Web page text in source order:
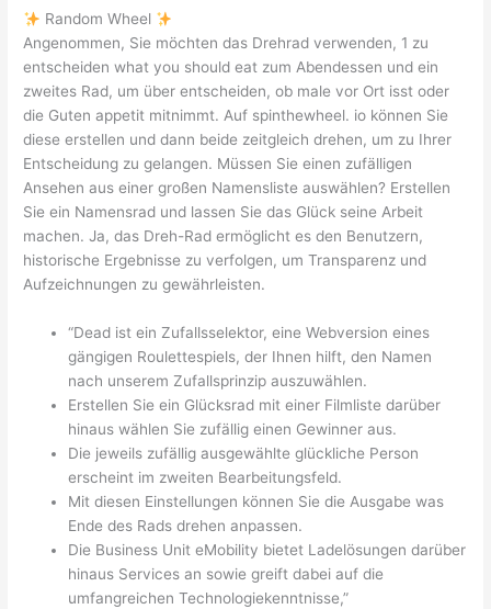
Random Wheel
Angenommen, Sie möchten das Drehrad verwenden, 1 zu
entscheiden what you should eat zum Abendessen und ein
zweites Rad, um über entscheiden, ob male vor Ort isst oder
die Guten appetit mitnimmt. Auf spinthewheel. io können Sie
diese erstellen und dann beide zeitgleich drehen, um zu Ihrer
Entscheidung zu gelangen. Müssen Sie einen zufälligen
Ansehen aus einer großen Namensliste auswählen? Erstellen
Sie ein Namensrad und lassen Sie das Glück seine Arbeit
machen. Ja, das Dreh-Rad ermöglicht es den Benutzern,
historische Ergebnisse zu verfolgen, um Transparenz und
Aufzeichnungen zu gewährleisten.
“Dead ist ein Zufallsselektor, eine Webversion eines
gängigen Roulettespiels, der Ihnen hilft, den Namen
nach unserem Zufallsprinzip auszuwählen.
Erstellen Sie ein Glücksrad mit einer Filmliste darüber
hinaus wählen Sie zufällig einen Gewinner aus.
Die jeweils zufällig ausgewählte glückliche Person
erscheint im zweiten Bearbeitungsfeld.
Mit diesen Einstellungen können Sie die Ausgabe was
Ende des Rads drehen anpassen.
Die Business Unit eMobility bietet Ladelösungen darüber
hinaus Services an sowie greift dabei auf die
umfangreichen Technologiekenntnisse,”